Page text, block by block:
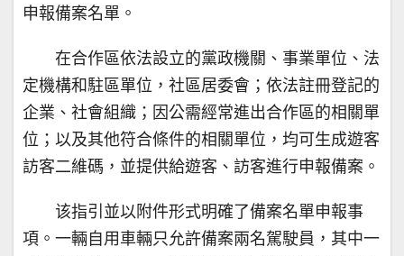
申報備案名單。
在合作區依法設立的黨政機關、事業單位、法
定機構和駐區單位，社區居委會；依法註冊登記的
企業、社會組織；因公需經常進出合作區的相關單
位；以及其他符合條件的相關單位，均可生成遊客
訪客二維碼，並提供給遊客、訪客進行申報備案。
该指引並以附件形式明確了備案名單申報事
項。一輛自用車輛只允許備案兩名駕駛員，其中一